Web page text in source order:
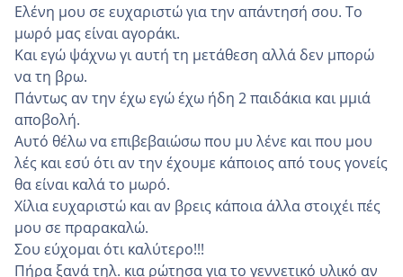
Ελένη μου σε ευχαριστώ για την απάντησή σου. Το
μωρό μας είναι αγοράκι.
Και εγώ ψάχνω γι αυτή τη μετάθεση αλλά δεν μπορώ
να τη βρω.
Πάντως αν την έχω εγώ έχω ήδη 2 παιδάκια και μμιά
αποβολή.
Αυτό θέλω να επιβεβαιώσω που μυ λένε και που μου
λές και εσύ ότι αν την έχουμε κα΄ποιος από τους γονείς
θα είναι καλά το μωρό.
Χίλια ευχαριστώ και αν βρεις κάποια άλλα στοιχέι πές
μου σε πραρακαλώ.
Σου εύχομαι ότι καλύτερο!!!
Πήρα ξανά τηλ. κια ρώτησα για το γεννετικό υλικό αν